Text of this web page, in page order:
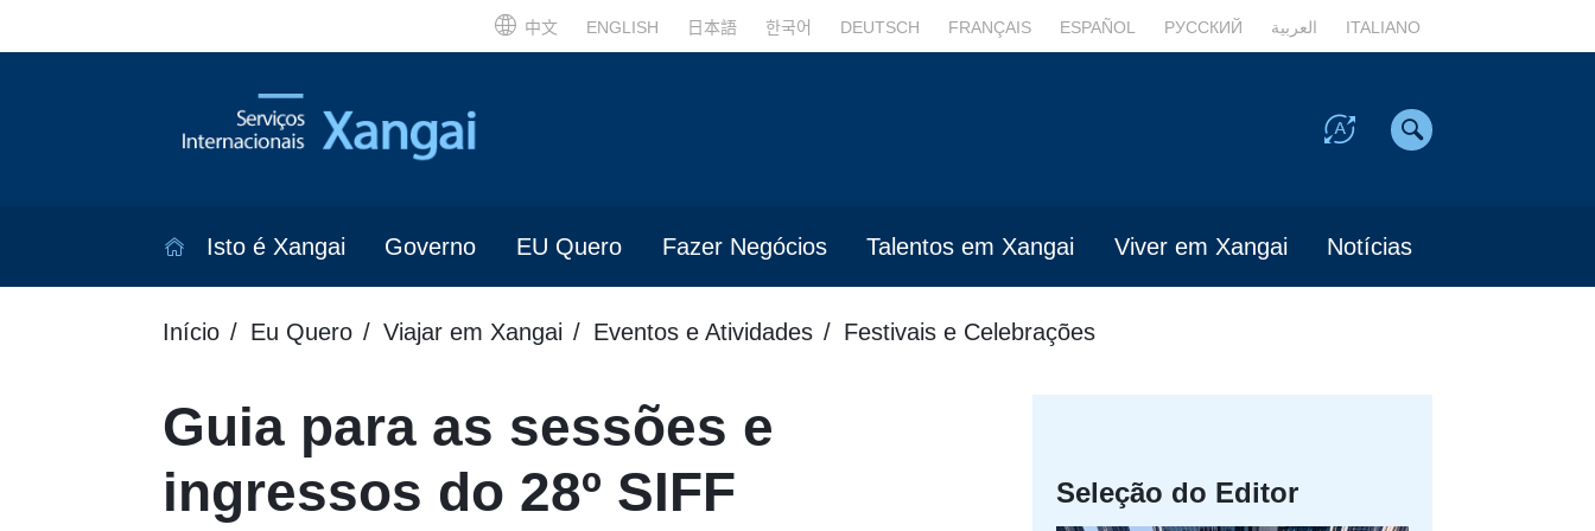
中文 ENGLISH 日本語 한국어 DEUTSCH FRANÇAIS ESPAÑOL РУССКИЙ العربية ITALIANO
Isto é Xangai Governo EU Quero Fazer Negócios Talentos em Xangai Viver em Xangai Notícias
Início Eu Quero Viajar em Xangai Eventos e Atividades Festivais e Celebrações
Guia para as sessões e
ingressos do 28º SIFF
Seleção do Editor